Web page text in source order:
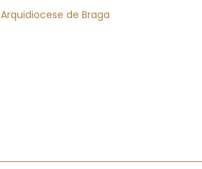
Arquidiocese de Braga